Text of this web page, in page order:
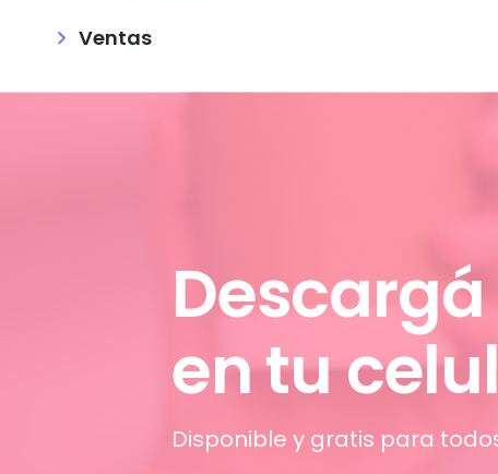
Ventas
en tu
Disponible y gratis para